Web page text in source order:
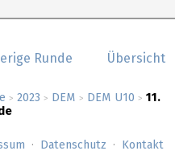
> 2023 > DEM > DEM U10 > 11.
Runde Übersicht
Datenschutz Kontakt